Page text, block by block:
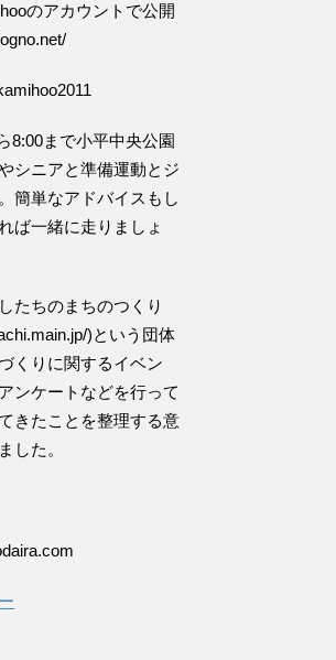
のアカウントで公開
8:00まで小平中央公園
シニアと準備運動とジ
簡単なアドバイスもし
ば一緒に走りましょ
たちのまちのつくり
)という団体
くりに関するイベン
ンケートなどを行って
きたことを整理する意
した。